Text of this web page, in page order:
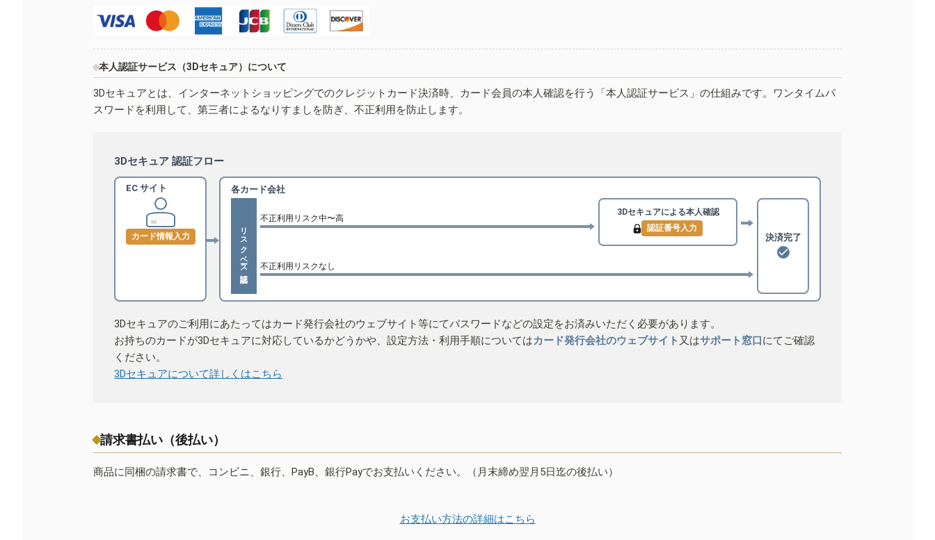
本人認証サービス（3Dセキュア）について
3Dセキュアとは、インターネットショッピングでのクレジットカード決済時、カード会員の本人確認を行う「本人認証サービス」の仕組みです。ワンタイムパ
スワードを利用して、第三者によるなりすましを防ぎ、不正利用を防止します。
3Dセキュア 認証フロー
EC サイト
カード情報入力
各カード会社
リスクベース認証
不正利用リスク中〜高
3Dセキュアによる本人確認
認証番号入力
不正利用リスクなし
決済完了
3Dセキュアのご利用にあたってはカード発行会社のウェブサイト等にてパスワードなどの設定をお済みいただく必要があります。
お持ちのカードが3Dセキュアに対応しているかどうかや、設定方法・利用手順についてはカード発行会社のウェブサイト 又はサポート窓口にてご確認
ください。
3Dセキュアについて詳しくはこちら
請求書払い（後払い）
商品に同梱の請求書で、コンビニ、銀行、PayB、銀行Payでお支払いください。（月末締め翌月5日迄の後払い）
お支払い方法の詳細はこちら